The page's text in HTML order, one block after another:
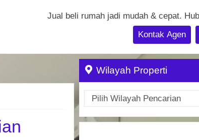
Jual beli rumah jadi mudah & cepat.
Kontak Agen
Wilayah Properti